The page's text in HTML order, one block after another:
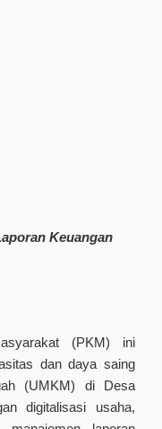
Keuangan
(PKM) ini
dan daya saing
(UMKM) di Desa
digitalisasi usaha,